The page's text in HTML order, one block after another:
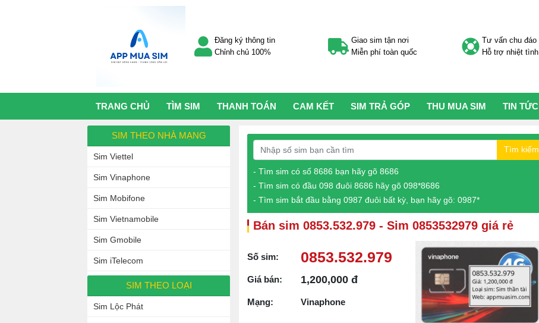
Đăng ký thông tin
Chỉnh chủ 100%
Giao sim tận nơi
Miễn phí toàn quốc
Tư vấn chu đáo
Hỗ trợ nhiệt tình
TRANG CHỦ TÌM SIM THANH TOÁN CAM KẾT SIM TRẢ GÓP THU MUA SIM TIN TỨC
Tìm kiếm
- Tìm sim có số 8686 bạn hãy gõ 8686
- Tìm sim có đầu 098 đuôi 8686 hãy gõ 098*8686
- Tìm sim bắt đầu bằng 0987 đuôi bất kỳ, bạn hãy gõ: 0987*
Bán sim 0853.532.979 - Sim 0853532979 giá rẻ
Số sim: 0853.532.979
Giá bán: 1,200,000 đ
Mạng: Vinaphone
SIM THEO NHÀ MẠNG
Sim Viettel
Sim Vinaphone
Sim Mobifone
Sim Vietnamobile
Sim Gmobile
Sim iTelecom
SIM THEO LOẠI
Sim Lộc Phát